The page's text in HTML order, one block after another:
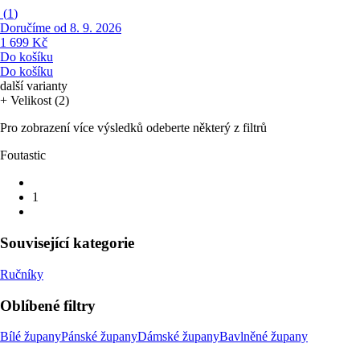
(1)
Doručíme od 8. 9. 2026
1 699 Kč
Do košíku
Do košíku
další varianty
+ Velikost (2)
Pro zobrazení více výsledků odeberte některý z filtrů
Foutastic
1
Související kategorie
Ručníky
Oblíbené filtry
Bílé županyPánské županyDámské županyBavlněné župany